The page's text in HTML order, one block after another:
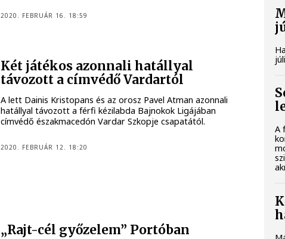
2020. FEBRUÁR 16. 18:59
Két játékos azonnali hatállyal
távozott a címvédő Vardartól
A lett Dainis Kristopans és az orosz Pavel Atman azonnali
hatállyal távozott a férfi kézilabda Bajnokok Ligájában
címvédő északmacedón Vardar Szkopje csapatától.
2020. FEBRUÁR 12. 18:20
„Rajt-cél győzelem” Portóban
A